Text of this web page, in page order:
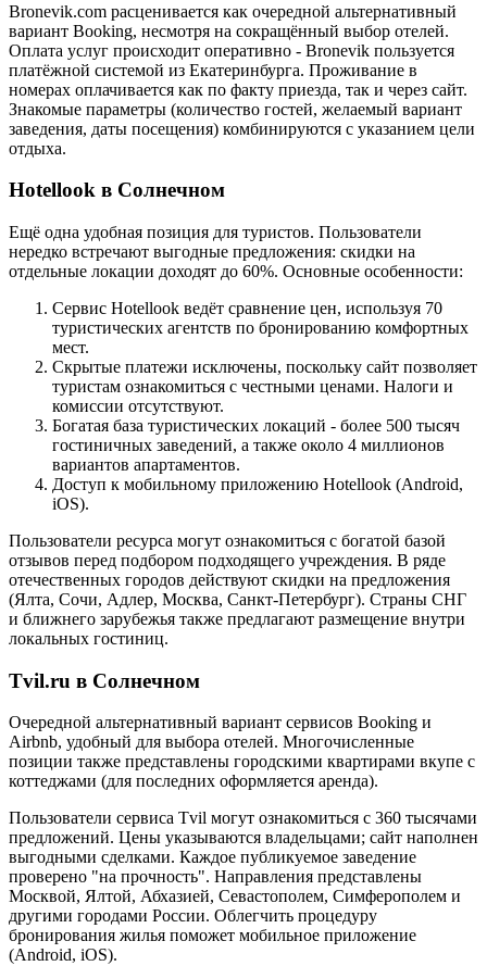
Bronevik.com расценивается как очередной альтернативный
вариант Booking, несмотря на сокращённый выбор отелей.
Оплата услуг происходит оперативно - Bronevik пользуется
платёжной системой из Екатеринбурга. Проживание в
номерах оплачивается как по факту приезда, так и через сайт.
Знакомые параметры (количество гостей, желаемый вариант
заведения, даты посещения) комбинируются с указанием цели
отдыха.
Hotellook в Солнечном
Ещё одна удобная позиция для туристов. Пользователи
нередко встречают выгодные предложения: скидки на
отдельные локации доходят до 60%. Основные особенности:
Сервис Hotellook ведёт сравнение цен, используя 70
туристических агентств по бронированию комфортных
мест.
Скрытые платежи исключены, поскольку сайт позволяет
туристам ознакомиться с честными ценами. Налоги и
комиссии отсутствуют.
Богатая база туристических локаций - более 500 тысяч
гостиничных заведений, а также около 4 миллионов
вариантов апартаментов.
Доступ к мобильному приложению Hotellook (Android,
iOS).
Пользователи ресурса могут ознакомиться с богатой базой
отзывов перед подбором подходящего учреждения. В ряде
отечественных городов действуют скидки на предложения
(Ялта, Сочи, Адлер, Москва, Санкт-Петербург). Страны СНГ
и ближнего зарубежья также предлагают размещение внутри
локальных гостиниц.
Tvil.ru в Солнечном
Очередной альтернативный вариант сервисов Booking и
Airbnb, удобный для выбора отелей. Многочисленные
позиции также представлены городскими квартирами вкупе с
коттеджами (для последних оформляется аренда).
Пользователи сервиса Tvil могут ознакомиться с 360 тысячами
предложений. Цены указываются владельцами; сайт наполнен
выгодными сделками. Каждое публикуемое заведение
проверено "на прочность". Направления представлены
Москвой, Ялтой, Абхазией, Севастополем, Симферополем и
другими городами России. Облегчить процедуру
бронирования жилья поможет мобильное приложение
(Android, iOS).